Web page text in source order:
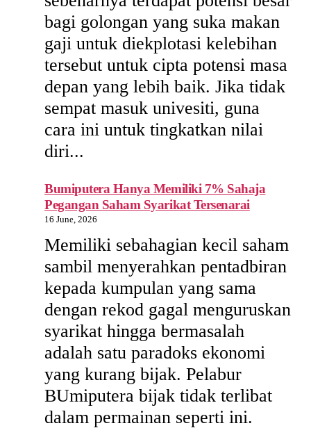
bagi golongan yang suka makan
gaji untuk diekplotasi kelebihan
tersebut untuk cipta potensi masa
depan yang lebih baik. Jika tidak
sempat masuk univesiti, guna
cara ini untuk tingkatkan nilai
diri...
Bumiputera Hanya Memiliki 7% Sahaja
Pegangan Saham Syarikat Tersenarai
16 June, 2026
Memiliki sebahagian kecil saham
sambil menyerahkan pentadbiran
kepada kumpulan yang sama
dengan rekod gagal menguruskan
syarikat hingga bermasalah
adalah satu paradoks ekonomi
yang kurang bijak. Pelabur
BUmiputera bijak tidak terlibat
dalam permainan seperti ini.